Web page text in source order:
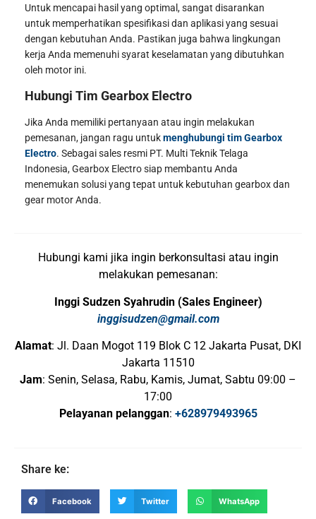
Untuk mencapai hasil yang optimal, sangat disarankan
untuk memperhatikan spesifikasi dan aplikasi yang sesuai
dengan kebutuhan Anda. Pastikan juga bahwa lingkungan
kerja Anda memenuhi syarat keselamatan yang dibutuhkan
oleh motor ini.
Hubungi Tim Gearbox Electro
Jika Anda memiliki pertanyaan atau ingin melakukan
pemesanan, jangan ragu untukmenghubungi tim Gearbox
Electro. Sebagai sales resmi PT. Multi Teknik Telaga
Indonesia, Gearbox Electro siap membantu Anda
menemukan solusi yang tepat untuk kebutuhan gearbox dan
gear motor Anda.
Hubungi kami jika ingin berkonsultasi atau ingin
melakukan pemesanan:
Inggi Sudzen Syahrudin (Sales Engineer)
inggisudzen@gmail.com
Alamat: Jl. Daan Mogot 119 Blok C 12 Jakarta Pusat, DKI
Jakarta 11510
Jam: Senin, Selasa, Rabu, Kamis, Jumat, Sabtu 09:00 –
17:00
Pelayanan pelanggan: +628979493965
Share ke:
Facebook Twitter WhatsApp